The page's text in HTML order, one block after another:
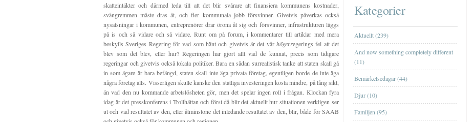
skatteintäkter och därmed leda till att det blir svårare att finansiera kommunens kostnader,
svångremmen måste dras åt, och fler kommunala jobb försvinner. Givetvis påverkas också
nysatsningar i kommunen, entreprenörer drar örona åt sig och försvinner, infrastrukturen läggs
på is och så vidare och så vidare. Runt om på forum, i kommentarer till artiklar med mera
beskylls Sveriges Regering för vad som hänt och givetvis är det vår högerregerings fel att det
blev som det blev, eller hur? Regeringen har gjort allt vad de kunnat, precis som tidigare
regeringar och givetvis också lokala politiker. Bara en sådan surrealistisk tanke att staten skall gå
in som ägare är bara befängd, staten skall inte äga privata företag, egentligen borde de inte äga
några företag alls. Visserligen skulle kanske den statliga investeringen kosta mindre, på lång sikt,
än vad den nu kommande arbetslösheten gör, men det spelar ingen roll i frågan. Klockan fyra
idag är det presskonferens i Trollhättan och först då blir det aktuellt hur situationen verkligen ser
ut och vad resultatet av den, eller åtminstone det inledande resultatet av den, blir, både för SAAB
Kategorier
Aktuellt (239)
And now something completely different
(11)
Bemärkelsedagar (44)
Djur (10)
Familjen (95)